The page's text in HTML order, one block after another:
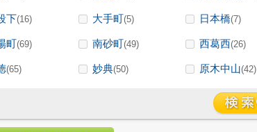
下(16) 大手町(5) 日本橋(7)
町(69) 南砂町(49) 西葛西(26)
(65) 妙典(50) 原木中山(42)